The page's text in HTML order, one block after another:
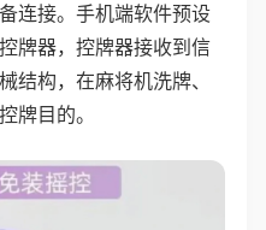
连接。手机端软件预设
牌器，控牌器接收到信
结构，在麻将机洗牌、
牌目的。